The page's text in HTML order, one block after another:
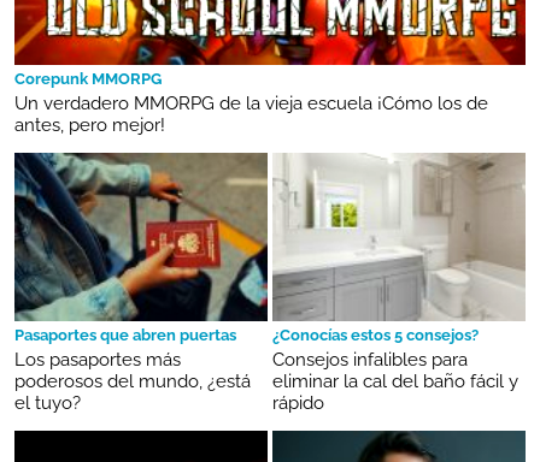
Corepunk MMORPG
Un verdadero MMORPG de la vieja escuela ¡Cómo los de
antes, pero mejor!
Pasaportes que abren puertas
Los pasaportes más
poderosos del mundo, ¿está
el tuyo?
¿Conocías estos 5 consejos?
Consejos infalibles para
eliminar la cal del baño fácil y
rápido